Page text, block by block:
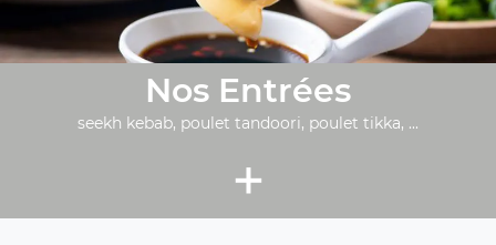
Nos Entrées
seekh kebab, poulet tandoori, poulet tikka, ...
+